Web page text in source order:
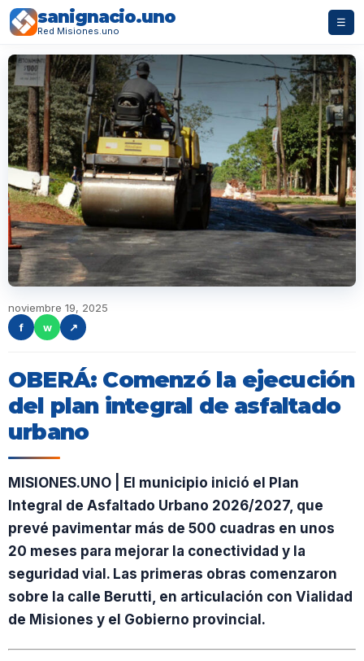
sanignacio.uno
Red Misiones.uno
☰
noviembre 19, 2025
f
w ↗
OBERÁ: Comenzó la ejecución
del plan integral de asfaltado
urbano
MISIONES.UNO | El municipio inició el Plan
Integral de Asfaltado Urbano 2026/2027, que
prevé pavimentar más de 500 cuadras en unos
20 meses para mejorar la conectividad y la
seguridad vial. Las primeras obras comenzaron
sobre la calle Berutti, en articulación con Vialidad
de Misiones y el Gobierno provincial.